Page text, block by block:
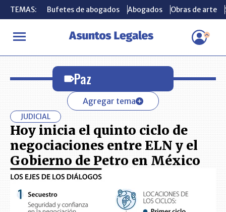
TEMAS: Bufetes de abogados Abogados Obras de arte
INICIO Paz
TEMAS: Bufetes de abogados Abogados Obras de arte
Paz
Agregar tema
JUDICIAL
Hoy inicia el quinto ciclo de
negociaciones entre ELN y el
Gobierno de Petro en México